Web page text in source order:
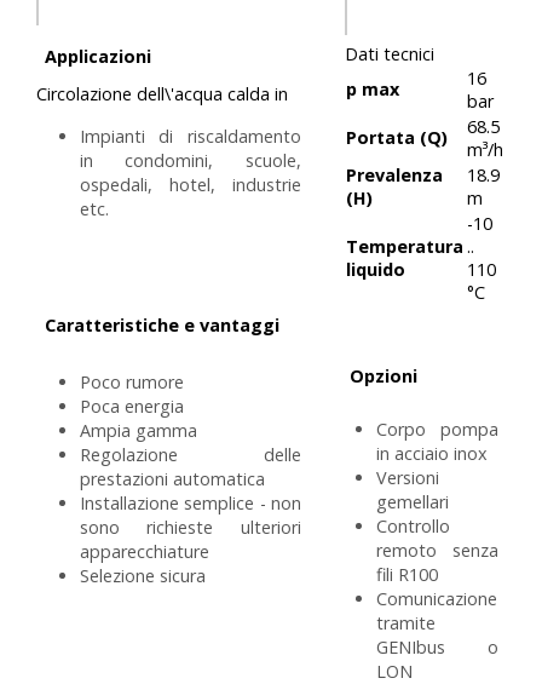
Applicazioni
Circolazione dell\'acqua calda in
Impianti di riscaldamento
in condomini, scuole,
ospedali, hotel, industrie
etc.
Caratteristiche e vantaggi
Poco rumore
Poca energia
Ampia gamma
Regolazione delle
prestazioni automatica
Installazione semplice - non
sono richieste ulteriori
apparecchiature
Selezione sicura
Dati tecnici
p max
16
bar
Portata (Q)
68.5
m³/h
Prevalenza
(H)
18.9
m
Temperatura
liquido
-10
..
110
°C
Opzioni
Corpo pompa
in acciaio inox
Versioni
gemellari
Controllo
remoto senza
fili R100
Comunicazione
tramite
GENIbus o
LON